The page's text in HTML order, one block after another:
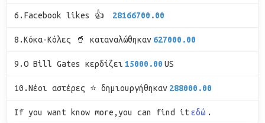
6.Facebook likes 👍 28166700.00
8.Κόκα-Κόλες 🥤 καταναλώθηκαν 627000.00
9.Ο Bill Gates κερδίζει 15000.00 US
10.Νέοι αστέρες ⭐ δημιουργήθηκαν 288000.00
If you want know more,you can find it εδώ .